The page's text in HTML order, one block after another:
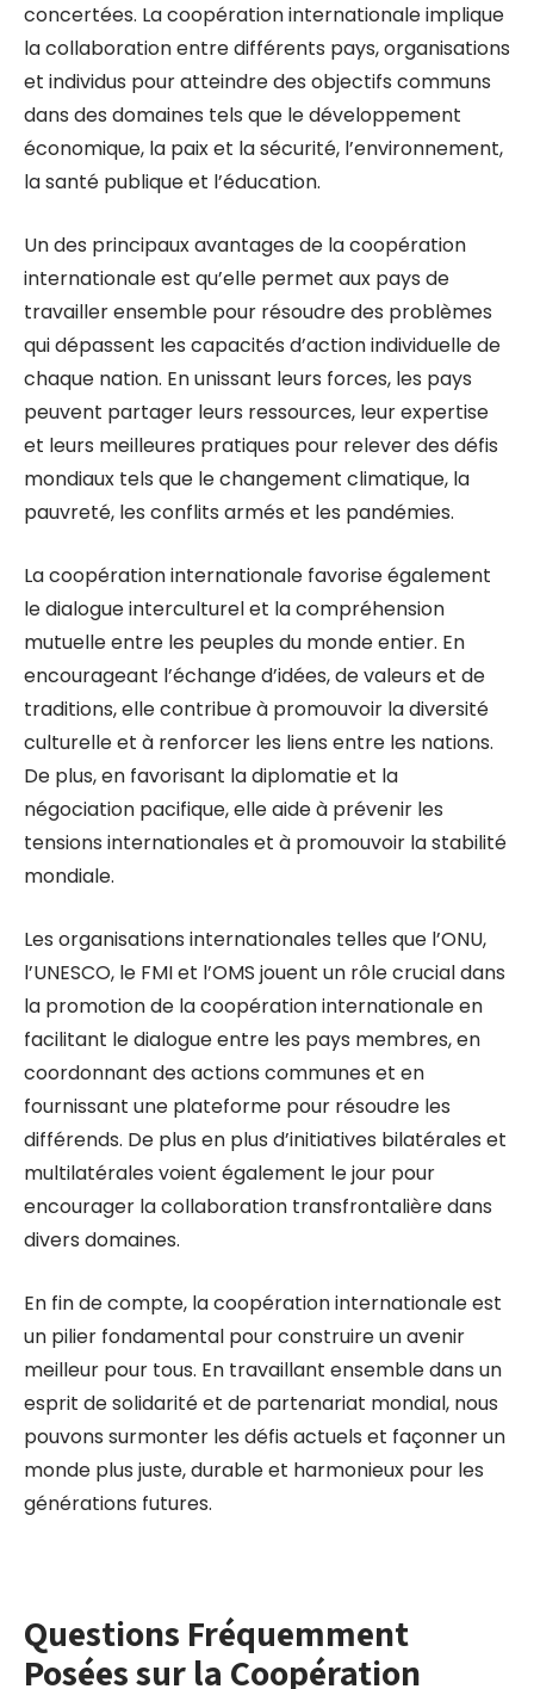
concertées. La coopération internationale implique
la collaboration entre différents pays, organisations
et individus pour atteindre des objectifs communs
dans des domaines tels que le développement
économique, la paix et la sécurité, l’environnement,
la santé publique et l’éducation.
Un des principaux avantages de la coopération
internationale est qu’elle permet aux pays de
travailler ensemble pour résoudre des problèmes
qui dépassent les capacités d’action individuelle de
chaque nation. En unissant leurs forces, les pays
peuvent partager leurs ressources, leur expertise
et leurs meilleures pratiques pour relever des défis
mondiaux tels que le changement climatique, la
pauvreté, les conflits armés et les pandémies.
La coopération internationale favorise également
le dialogue interculturel et la compréhension
mutuelle entre les peuples du monde entier. En
encourageant l’échange d’idées, de valeurs et de
traditions, elle contribue à promouvoir la diversité
culturelle et à renforcer les liens entre les nations.
De plus, en favorisant la diplomatie et la
négociation pacifique, elle aide à prévenir les
tensions internationales et à promouvoir la stabilité
mondiale.
Les organisations internationales telles que l’ONU,
l’UNESCO, le FMI et l’OMS jouent un rôle crucial dans
la promotion de la coopération internationale en
facilitant le dialogue entre les pays membres, en
coordonnant des actions communes et en
fournissant une plateforme pour résoudre les
différends. De plus en plus d’initiatives bilatérales et
multilatérales voient également le jour pour
encourager la collaboration transfrontalière dans
divers domaines.
En fin de compte, la coopération internationale est
un pilier fondamental pour construire un avenir
meilleur pour tous. En travaillant ensemble dans un
esprit de solidarité et de partenariat mondial, nous
pouvons surmonter les défis actuels et façonner un
monde plus juste, durable et harmonieux pour les
générations futures.
Questions Fréquemment
Posées sur la Coopération